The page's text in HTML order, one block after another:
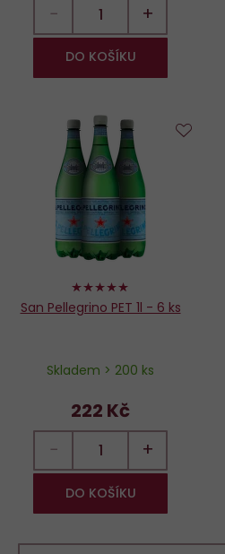
− +
DO KOŠÍKU
100%
San Pellegrino PET 1l - 6 ks
Skladem > 200 ks
222 Kč
− +
DO KOŠÍKU